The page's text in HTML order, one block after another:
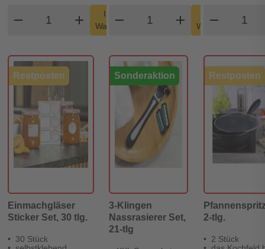
remove
Produkt Warenkorb Menge
add
In den
Warenkorb
shopping_cart
remove add
Warenkorb
shopping_cart
remove
Restposten
Einmachgläser
Sticker Set, 30 tlg.
30 Stück
Sonderaktion
3-Klingen
Nassrasierer Set,
21-tlg
Restposten
2-tlg.
2 Stück